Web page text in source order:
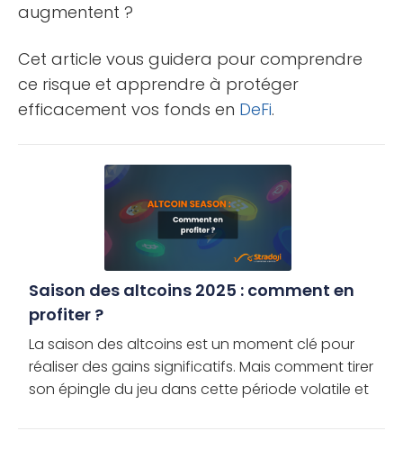
augmentent ?
Cet article vous guidera pour comprendre
ce risque et apprendre à protéger
efficacement vos fonds en DeFi.
Saison des altcoins 2025 : comment en
profiter ?
La saison des altcoins est un moment clé pour
réaliser des gains significatifs. Mais comment tirer
son épingle du jeu dans cette période volatile et